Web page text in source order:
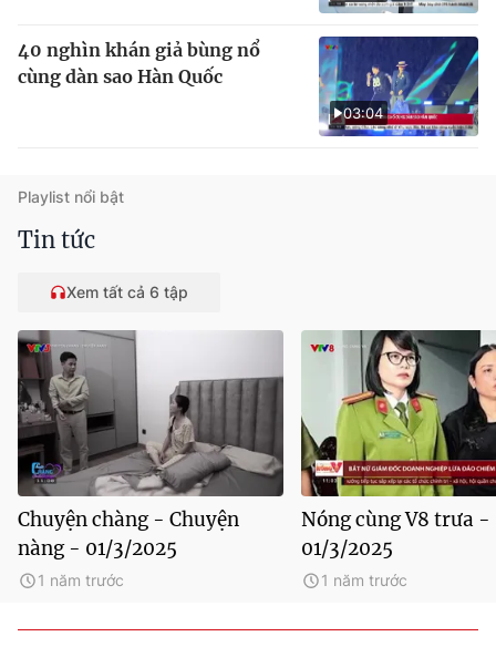
03:04
40 nghìn khán giả bùng nổ
cùng dàn sao Hàn Quốc
Playlist nổi bật
Tin tức
Xem tất cả 6 tập
Chuyện chàng - Chuyện
nàng - 01/3/2025
1 năm trước
Nóng cùng V8 trưa -
01/3/2025
1 năm trước